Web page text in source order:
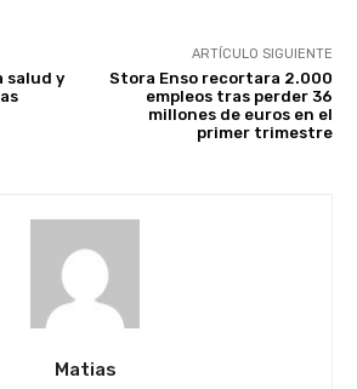
salud y
ARTÍCULO SIGUIENTE
Stora Enso recortara 2.000
empleos tras perder 36
millones de euros en el
primer trimestre
Matias